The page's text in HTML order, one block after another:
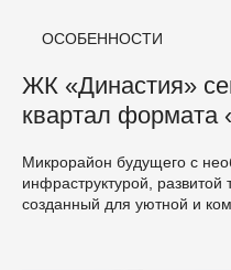
ОСОБЕННОСТИ
ЖК «Династия»
квартал формата
Микрорайон будущего с
инфраструктурой, развитой
созданный для уютной и